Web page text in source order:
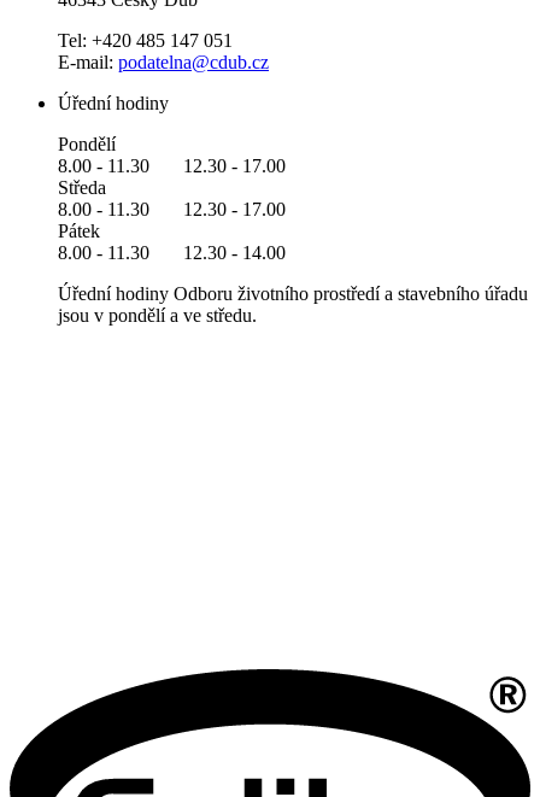
Tel: +420 485 147 051
E-mail: podatelna@cdub.cz
Úřední hodiny
Pondělí
8.00 - 11.30 12.30 - 17.00
Středa
8.00 - 11.30 12.30 - 17.00
Pátek
8.00 - 11.30 12.30 - 14.00
Úřední hodiny Odboru životního prostředí a stavebního úřadu
jsou v pondělí a ve středu.